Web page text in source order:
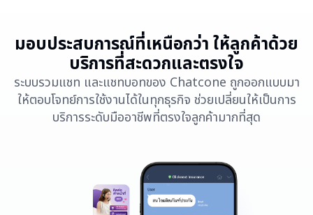
มอบประสบการณ์ที่เหนือกว่า ให้ลูกค้าด้วย
บริการที่สะดวกและตรงใจ
ระบบรวมแชท และแชทบอทของ Chatcone ถูกออกแบบมา
ให้ตอบโจทย์การใช้งานได้ในทุกธุรกิจ ช่วยเปลี่ยนให้เป็นการ
บริการระดับมืออาชีพที่ตรงใจลูกค้ามากที่สุด